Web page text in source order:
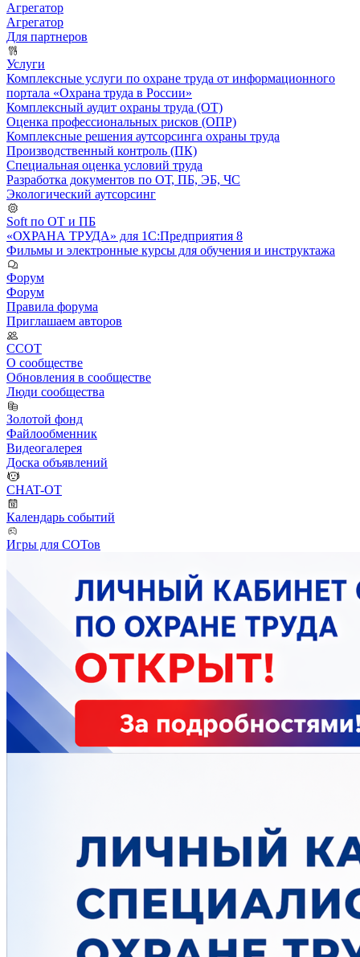
Агрегатор
Агрегатор
Для партнеров
Услуги
Комплексные услуги по охране труда от информационного
портала «Охрана труда в России»
Комплексный аудит охраны труда (ОТ)
Оценка профессиональных рисков (ОПР)
Комплексные решения аутсорсинга охраны труда
Производственный контроль (ПК)
Специальная оценка условий труда
Разработка документов по ОТ, ПБ, ЭБ, ЧС
Экологический аутсорсинг
Soft по ОТ и ПБ
«ОХРАНА ТРУДА» для 1С:Предприятия 8
Фильмы и электронные курсы для обучения и инструктажа
Форум
Форум
Правила форума
Приглашаем авторов
ССОТ
О сообществе
Обновления в сообществе
Люди сообщества
Золотой фонд
Файлообменник
Видеогалерея
Доска объявлений
CHAT-OT
Календарь событий
Игры для СОТов